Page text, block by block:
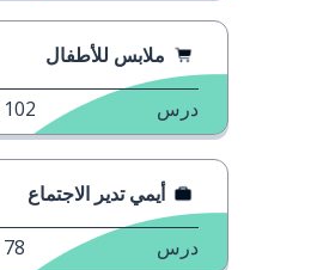
ملابس للأطفال
درس 102
أيمي تدير الاجتماع
درس 78